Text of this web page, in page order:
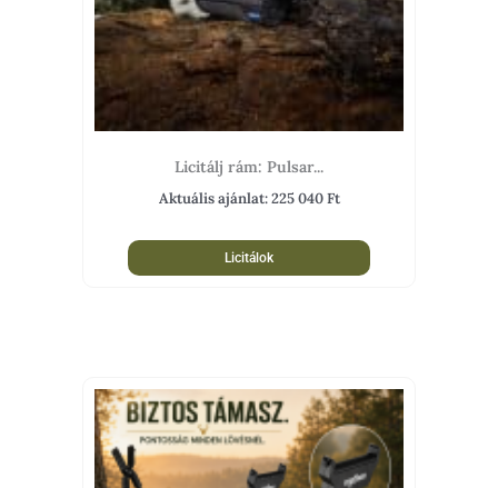
Licitálj rám: Pulsar...
Aktuális ajánlat:225 040Ft
Licitálok